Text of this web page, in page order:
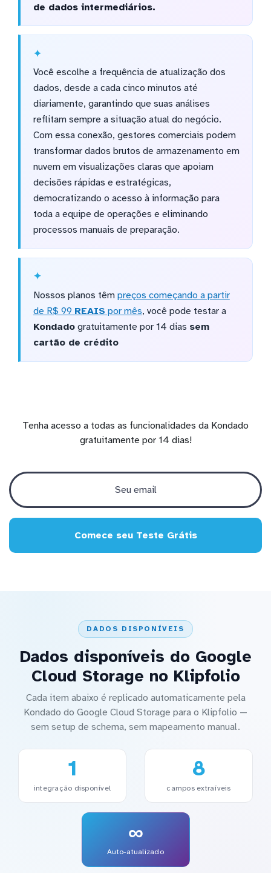
de dados intermediários.
Você escolhe a frequência de atualização dos
dados, desde a cada cinco minutos até
diariamente, garantindo que suas análises
reflitam sempre a situação atual do negócio.
Com essa conexão, gestores comerciais podem
transformar dados brutos de armazenamento em
nuvem em visualizações claras que apoiam
decisões rápidas e estratégicas,
democratizando o acesso à informação para
toda a equipe de operações e eliminando
processos manuais de preparação.
Nossos planos têm preços começando a partir
de R$ 99 REAIS por mês, você pode testar a
Kondadogratuitamente por 14 dias sem
cartão de crédito
Tenha acesso a todas as funcionalidades da Kondado
gratuitamente por 14 dias!
Comece seu Teste Grátis
DADOS DISPONÍVEIS
Dados disponíveis do Google
Cloud Storage no Klipfolio
Cada item abaixo é replicado automaticamente pela
Kondado do Google Cloud Storage para o Klipfolio —
sem setup de schema, sem mapeamento manual.
1
integração disponível
8
campos extraíveis
∞
Auto-atualizado